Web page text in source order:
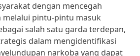
dengan mencegah
melalui pintu-pintu masuk
salah satu garda terdepan,
dalam mengidentifikasi
narkoba yang dapat